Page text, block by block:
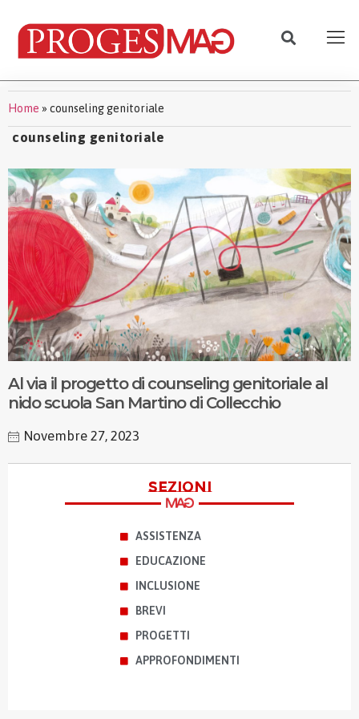
Home » counseling genitoriale
counseling genitoriale
Al via il progetto di counseling genitoriale al
nido scuola San Martino di Collecchio
Novembre 27, 2023
sezioni
ASSISTENZA
EDUCAZIONE
INCLUSIONE
BREVI
PROGETTI
APPROFONDIMENTI